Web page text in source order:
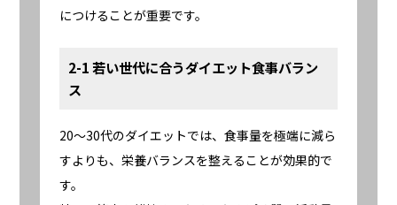
につけることが重要です。
2-1 若い世代に合うダイエット食事バラン
ス
20〜30代のダイエットでは、食事量を極端に減ら
すよりも、栄養バランスを整えることが効果的で
す。